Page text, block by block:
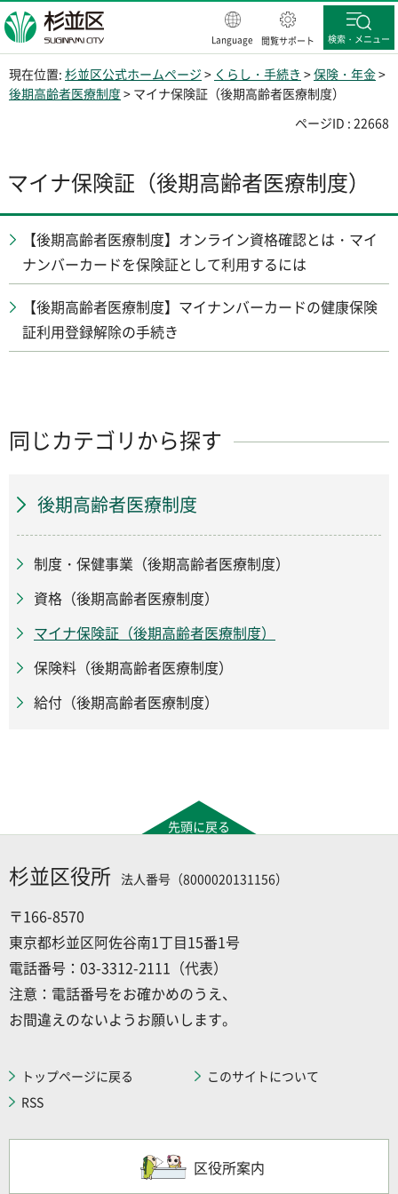
杉並区
Language 閲覧サポート 検索・メニュー
現在位置: 杉並区公式ホームページ > くらし・手続き >保険・年金>
後期高齢者医療制度> マイナ保険証（後期高齢者医療制度）
ページID : 22668
マイナ保険証（後期高齢者医療制度）
【後期高齢者医療制度】オンライン資格確認とは・マイ
ナンバーカードを保険証として利用するには
【後期高齢者医療制度】マイナンバーカードの健康保険
証利用登録解除の手続き
同じカテゴリから探す
後期高齢者医療制度
制度・保健事業（後期高齢者医療制度）
資格（後期高齢者医療制度）
マイナ保険証（後期高齢者医療制度）
保険料（後期高齢者医療制度）
給付（後期高齢者医療制度）
先頭に戻る
杉並区役所 法人番号（8000020131156）
〒166-8570
東京都杉並区阿佐谷南1丁目15番1号
電話番号：03-3312-2111（代表）
注意：電話番号をお確かめのうえ、
お間違えのないようお願いします。
トップページに戻る
このサイトについて
RSS
区役所案内